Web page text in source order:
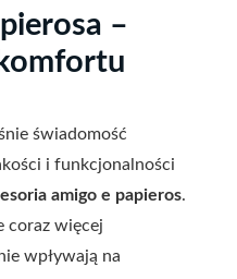
–
świadomość
i funkcjonalności
amigo e papieros.
coraz więcej
wpływają na